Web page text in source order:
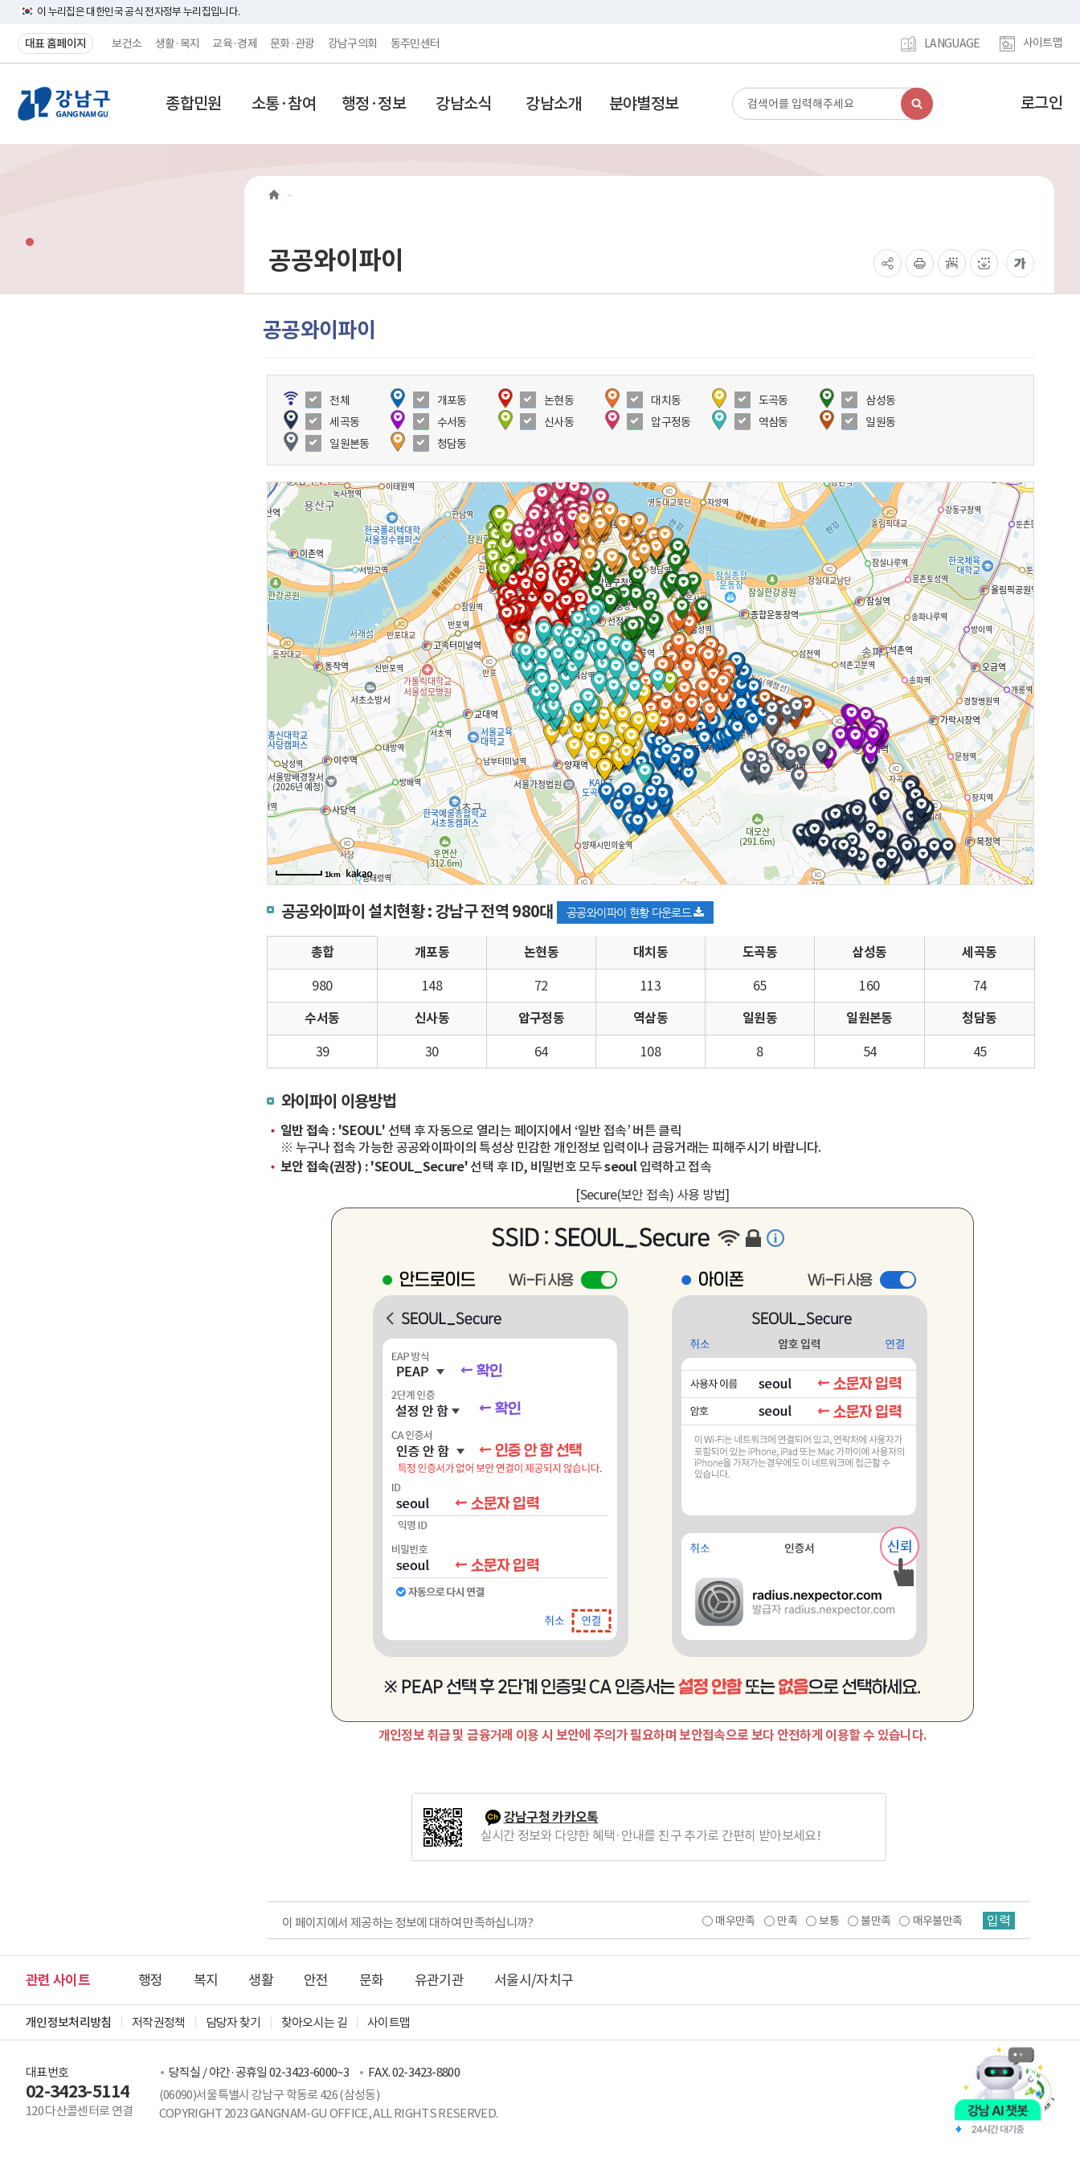
이 누리집은 대한민국 공식 전자정부 누리집입니다.
대표 홈페이지 보건소 생활·복지 교육·경제 문화·관광 강남구의회 동주민센터 LANGUAGE 사이트맵
강
남
이
지
종합민원 소통·참여 행정·정보 강남소식 강남소개 분야별정보
검
색
동
로그인
공공와이파이
공공와이파이
전체 개포동 논현동 대치동 도곡동
삼성동
세곡동
수서동 신사동 압구정동 역삼동
일원동
일원본동
청담동
1km
공공와이파이 설치현황 : 강남구 전역 980대 공공와이파이 현황 다운로드
총합 개포동 논현동 대치동 도곡동 삼성동 세곡동
980 148 72 113 65 160 74
수서동 신사동 압구정동 역삼동 일원동 일원본동 청담동
39 30 64 108 8 54 45
와이파이 이용방법
일반 접속 : 'SEOUL' 선택 후 자동으로 열리는 페이지에서 ‘일반 접속’ 버튼 클릭
※ 누구나 접속 가능한 공공와이파이의 특성상 민감한 개인정보 입력이나 금융거래는 피해주시기 바랍니다.
보안 접속(권장) :'SEOUL_Secure'선택 후 ID, 비밀번호 모두seoul입력하고 접속
[Secure(보안 접속) 사용 방법]
개인정보 취급 및 금융거래 이용 시 보안에 주의가 필요하며 보안접속으로 보다 안전하게 이용할 수 있습니다.
강남구청 카카오톡
실시간 정보와 다양한 혜택·안내를 친구 추가로 간편히 받아보세요!
이 페이지에서 제공하는 정보에 대하여 만족하십니까? 매우만족 만족 보통 불만족 매우불만족 입력
관련 사이트 행정 복지 생활 안전 문화 유관기관 서울시/자치구
개인정보처리방침 저작권정책 담당자 찾기 찾아오시는 길 사이트맵
대표번호
02-3423-5114
120 다산콜센터로 연결
당직실 / 야간·공휴일 02-3423-6000~3
FAX. 02-3423-8800
(06090)서울특별시 강남구 학동로 426 (삼성동)
COPYRIGHT 2023 GANGNAM-GU OFFICE, ALL RIGHTS RESERVED.